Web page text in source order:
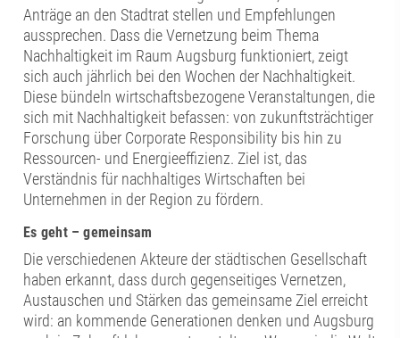
Anträge an den Stadtrat stellen und Empfehlungen
aussprechen. Dass die Vernetzung beim Thema
Nachhaltigkeit im Raum Augsburg funktioniert, zeigt
sich auch jährlich bei den Wochen der Nachhaltigkeit.
Diese bündeln wirtschaftsbezogene Veranstaltungen, die
sich mit Nachhaltigkeit befassen: von zukunftsträchtiger
Forschung über Corporate Responsibility bis hin zu
Ressourcen- und Energieeffizienz. Ziel ist, das
Verständnis für nachhaltiges Wirtschaften bei
Unternehmen in der Region zu fördern.
Es geht – gemeinsam
Die verschiedenen Akteure der städtischen Gesellschaft
haben erkannt, dass durch gegenseitiges Vernetzen,
Austauschen und Stärken das gemeinsame Ziel erreicht
wird: an kommende Generationen denken und Augsburg